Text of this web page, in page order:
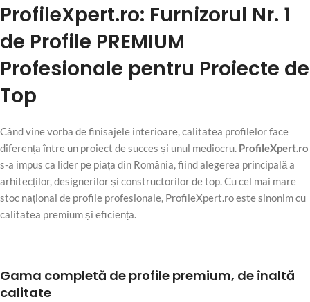
ProfileXpert.ro: Furnizorul Nr. 1
de Profile PREMIUM
Profesionale pentru Proiecte de
Top
Când vine vorba de finisajele interioare, calitatea profilelor face
diferența între un proiect de succes și unul mediocru. ProfileXpert.ro
s-a impus ca lider pe piața din România, fiind alegerea principală a
arhitecților, designerilor și constructorilor de top. Cu cel mai mare
stoc național de profile profesionale, ProfileXpert.ro este sinonim cu
calitatea premium și eficiența.
Gama completă de profile premium, de înaltă
calitate